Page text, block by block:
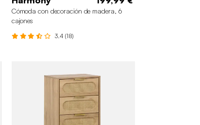
Cómoda con decoración de madera, 6
cajones
3.4 (18)